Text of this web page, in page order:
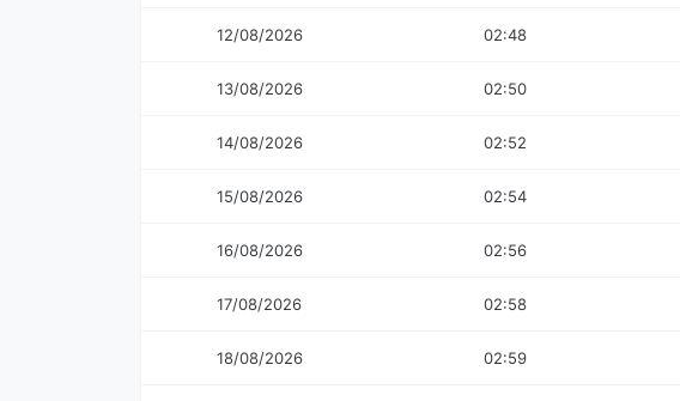
12/08/2026 02:48
13/08/2026 02:50
14/08/2026 02:52
15/08/2026 02:54
16/08/2026 02:56
17/08/2026 02:58
18/08/2026 02:59